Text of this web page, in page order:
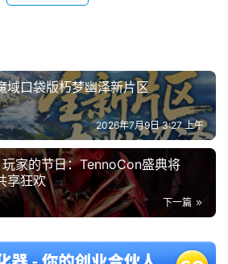
域口袋版朽梦幽泽新片区
2026年7月9日 3:27 上午
家的节日：TennoCon盛典将
享狂欢
下一篇